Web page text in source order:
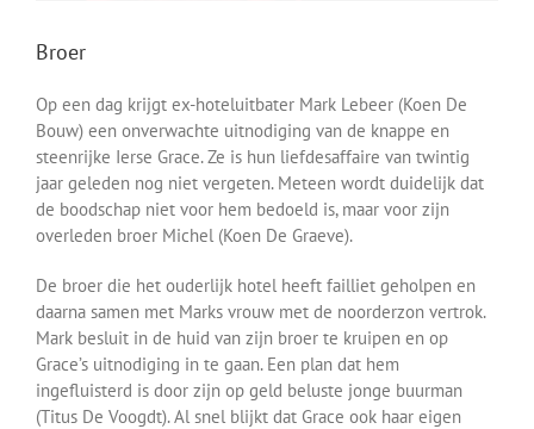
Broer
Op een dag krijgt ex-hoteluitbater Mark Lebeer (Koen De
Bouw) een onverwachte uitnodiging van de knappe en
steenrijke Ierse Grace. Ze is hun liefdesaffaire van twintig
jaar geleden nog niet vergeten. Meteen wordt duidelijk dat
de boodschap niet voor hem bedoeld is, maar voor zijn
overleden broer Michel (Koen De Graeve).
De broer die het ouderlijk hotel heeft failliet geholpen en
daarna samen met Marks vrouw met de noorderzon vertrok.
Mark besluit in de huid van zijn broer te kruipen en op
Grace’s uitnodiging in te gaan. Een plan dat hem
ingefluisterd is door zijn op geld beluste jonge buurman
(Titus De Voogdt). Al snel blijkt dat Grace ook haar eigen